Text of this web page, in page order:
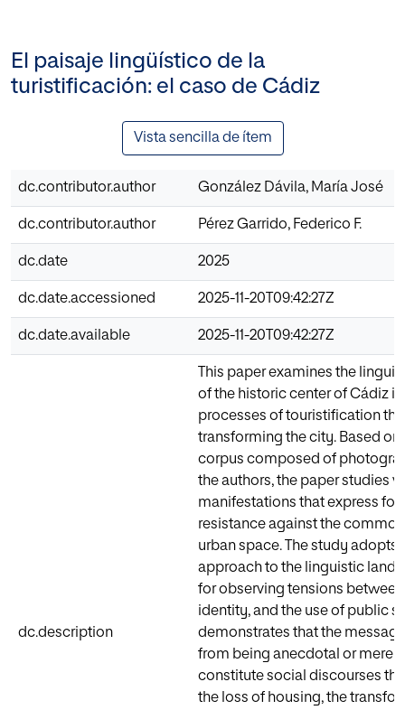
El paisaje lingüístico de la
turistificación: el caso de Cádiz
Vista sencilla de ítem
dc.contributor.author González Dávila, María José
dc.contributor.author Pérez Garrido, Federico F.
dc.date 2025
dc.date.accessioned 2025-11-20T09:42:27Z
dc.date.available 2025-11-20T09:42:27Z
dc.description
This paper examines the
of the historic center of Cádiz
processes of touristification
transforming the city. Based on
corpus composed of
the authors, the paper studies
manifestations that express
resistance against the
urban space. The study adopts
approach to the linguistic
for observing tensions
identity, and the use of public
demonstrates that the
from being anecdotal or
constitute social discourses
the loss of housing, the